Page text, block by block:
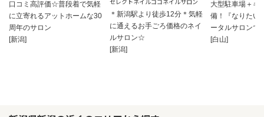
口コミ高評価☆普段着で気軽
に立寄れるアットホームな30
周年のサロン
[新潟]
＊新潟駅より徒歩12分＊気軽
に通えるお手ごろ価格のネイ
ルサロン☆
[新潟]
大型駐車場＋キ
備！『なりたい
ータルサロン
[白山]